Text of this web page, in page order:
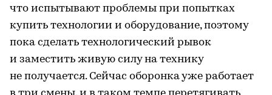
что испытывают проблемы при попытках
купить технологии и оборудование, поэтому
пока сделать технологический рывок
и заместить живую силу на технику
не получается. Сейчас оборонка уже работает